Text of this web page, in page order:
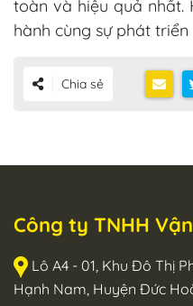
toàn và hiệu quả nhất.
hành cùng sự phát triển
Chia sẻ
Công ty TNHH
Lô A4 - 01, Khu Đô Thị
Hạnh Nam, Huyện Đức